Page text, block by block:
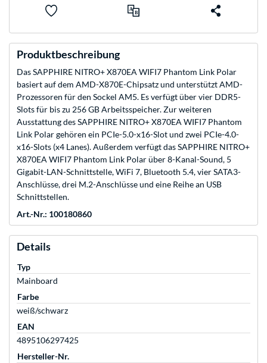
Produktbeschreibung
Das SAPPHIRE NITRO+ X870EA WIFI7 Phantom Link Polar
basiert auf dem AMD-X870E-Chipsatz und unterstützt AMD-
Prozessoren für den Sockel AM5. Es verfügt über vier DDR5-
Slots für bis zu 256 GB Arbeitsspeicher. Zur weiteren
Ausstattung des SAPPHIRE NITRO+ X870EA WIFI7 Phantom
Link Polar gehören ein PCIe-5.0-x16-Slot und zwei PCIe-4.0-
x16-Slots (x4 Lanes). Außerdem verfügt das SAPPHIRE NITRO+
X870EA WIFI7 Phantom Link Polar über 8-Kanal-Sound, 5
Gigabit-LAN-Schnittstelle, WiFi 7, Bluetooth 5.4, vier SATA3-
Anschlüsse, drei M.2-Anschlüsse und eine Reihe an USB
Schnittstellen.
Art.-Nr.: 100180860
Details
Typ
Mainboard
Farbe
weiß/schwarz
EAN
4895106297425
Hersteller-Nr.